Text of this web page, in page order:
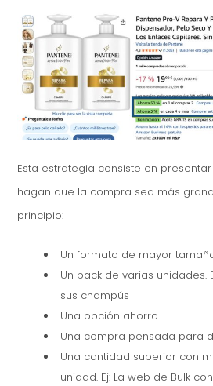
Esta estrategia consiste en
hagan que la compra sea más
principio:
Un formato de mayor
Un pack de varias unidades.
sus champús
Una opción ahorro.
Una compra pensada para
Una cantidad superior con
unidad. Ej: La web de Bulk